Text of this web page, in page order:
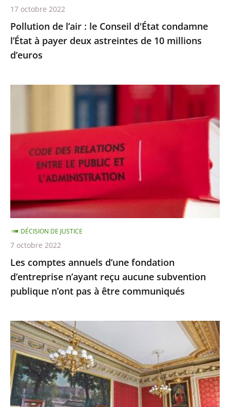
deux
astreintes
de
10
d’euros
Pollution de l’air : le Conseil d'État condamne
l’État à payer deux astreintes de 10 millions
d’euros
17 octobre 2022
d’une
fondation
d’entreprise
n’ayant
aucune
subvention
publique
n’ont
pas
à
être
Les comptes annuels d’une fondation
d’entreprise n’ayant reçu aucune subvention
publique n’ont pas à être communiqués
DÉCISION DE JUSTICE
7 octobre 2022
Le
juge
des
référés
du
Conseil